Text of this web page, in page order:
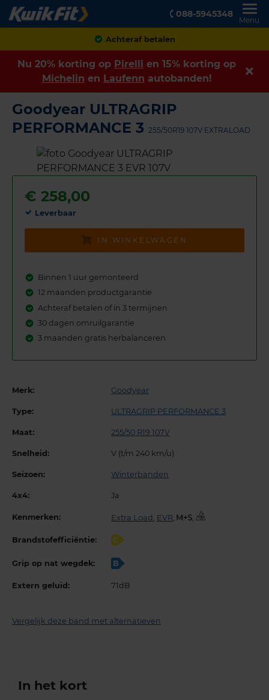
088-5945348
Menu
Achteraf betalen
Nu 20% korting op Pirelli en 15% korting op
Michelin en Laufenn autobanden!
Goodyear ULTRAGRIP
PERFORMANCE 3 255/50R19 107V EXTRALOAD
€ 258,00
Leverbaar
IN WINKELWAGEN
Binnen 1 uur gemonteerd
12 maanden productgarantie
Achteraf betalen of in 3 termijnen
30 dagen omruilgarantie
3 maanden gratis herbalanceren
Merk: Goodyear
Type: ULTRAGRIP PERFORMANCE 3
Maat: 255/50 R19 107V
Snelheid: V (t/m 240 km/u)
Seizoen: Winterbanden
4x4: Ja
Kenmerken: Extra Load EVR ,
Brandstofefficiëntie: C
Grip op nat wegdek: B
Extern geluid: 71dB
Vergelijk deze band met alternatieven
In het kort